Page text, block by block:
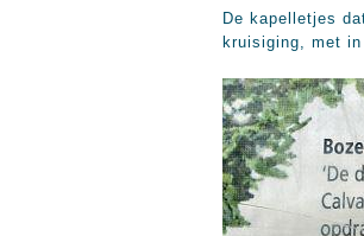
De kapelletjes
kruisiging, met